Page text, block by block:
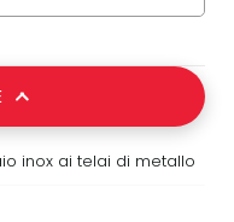
inox ai telai di metallo